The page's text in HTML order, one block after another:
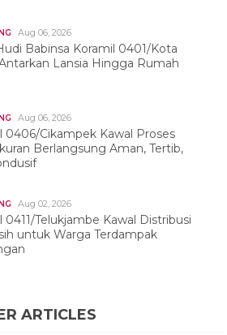
Aug 06, 2026
Babinsa Koramil 0401/Kota
Lansia Hingga Rumah
Aug 06, 2026
0406/Cikampek Kawal Proses
Berlangsung Aman, Tertib,
Aug 02, 2026
0411/Telukjambe Kawal Distribusi
untuk Warga Terdampak
ARTICLES